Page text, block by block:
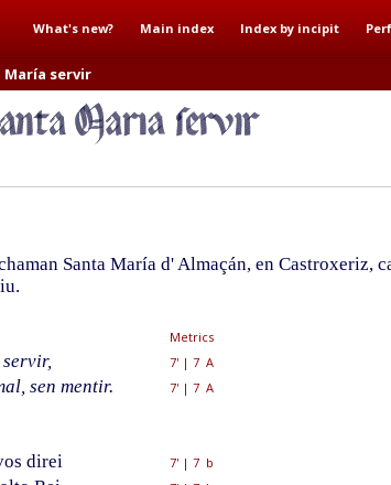
What's new? Main index Index by incipit
servir
Santa María d' Almaçán, en Castroxeriz,
Metrics
7'| 7 A
sen mentir. 7'| 7 A
direi 7'| 7 b